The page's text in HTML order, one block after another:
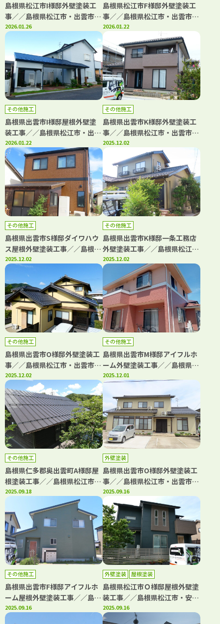
島根県松江市I様邸外壁塗装工
事／／島根県松江市・出雲市・
大田市・雲南市・鳥取県米子
市・境港市の「きじま塗装」
2026.01.26
島根県松江市F様邸外壁塗装工
事／／島根県松江市・出雲市・
大田市・雲南市・鳥取県米子
市・境港市の「きじま塗装」
2026.01.22
その他施工
島根県出雲市I様邸屋根外壁塗
装工事／／島根県松江市・出雲
市・大田市・雲南市・鳥取県米
子市・境港市の「きじま塗装」
2026.01.22
その他施工
島根県出雲市K様邸外壁塗装工
事／／島根県松江市・出雲市・
大田市・雲南市・鳥取県米子
市・境港市の「きじま塗装」
2025.12.02
その他施工
島根県出雲市S様邸ダイワハウ
ス屋根外壁塗装工事／／島根県
松江市・出雲市・大田市・雲南
市・鳥取県米子市・境港市の
「きじま塗装」
2025.12.02
その他施工
島根県出雲市K様邸一条工務店
外壁塗装工事／／島根県松江
市・出雲市・大田市・雲南市・
鳥取県米子市・境港市の「きじ
ま塗装」
2025.12.02
その他施工
島根県出雲市O様邸外壁塗装工
事／／島根県松江市・出雲市・
大田市・雲南市・鳥取県米子
市・境港市の「きじま塗装」
2025.12.02
その他施工
島根県出雲市M様邸アイフルホ
ーム外壁塗装工事／／島根県松
江市・出雲市・大田市・雲南
市・鳥取県米子市・境港市の
「きじま塗装」
2025.12.01
その他施工
島根県仁多郡奥出雲町A様邸屋
根塗装工事／／島根県松江市・
安来市・出雲市・大田市・雲南
市 鳥取県米子市・境港市の
「きじま塗装」
2025.09.18
外壁塗装
島根県出雲市O様邸外壁塗装工
事／／島根県松江市・出雲市・
大田市・雲南市・鳥取県米子
市・境港市の「きじま塗装」
2025.09.16
その他施工
島根県出雲市F様邸アイフルホ
ーム屋根外壁塗装工事／／島根
県松江市・出雲市・大田市・雲
南市・鳥取県米子市・境港市の
2025.09.16
外壁塗装 屋根塗装
島根県松江市Ｏ様邸屋根外壁塗
装工事／／島根県松江市・安来
市・出雲市・大田市・雲南市
鳥取県米子市・境港市の「きじ
2025.09.16